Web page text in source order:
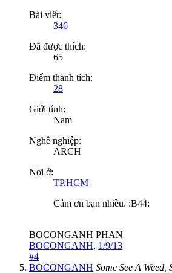
Bài viết:
346
Đã được thích:
65
Điểm thành tích:
28
Giới tính:
Nam
Nghề nghiệp:
ARCH
Nơi ở:
TP.HCM
Cảm ơn bạn nhiều. :B44:
BOCONGANH PHAN
BOCONGANH, 1/9/13
#4
BOCONGANH Some See A Weed,